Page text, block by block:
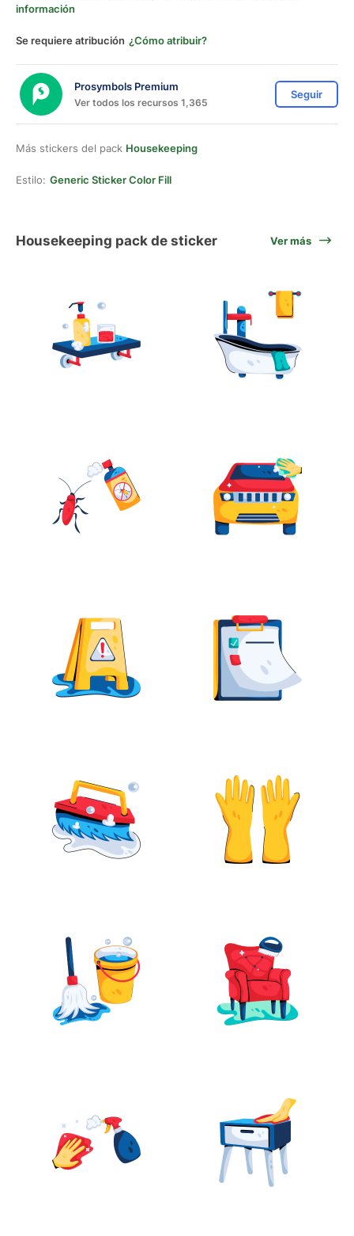
información
Se requiere atribución ¿Cómo atribuir?
Prosymbols Premium
Ver todos los recursos 1,365
Seguir
Más stickers del pack Housekeeping
Estilo: Generic Sticker Color Fill
Housekeeping pack de sticker Ver más